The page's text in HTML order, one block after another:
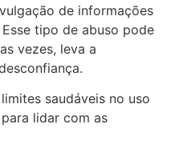
de informações
tipo de abuso pode
vezes, leva a
saudáveis no uso
lidar com as